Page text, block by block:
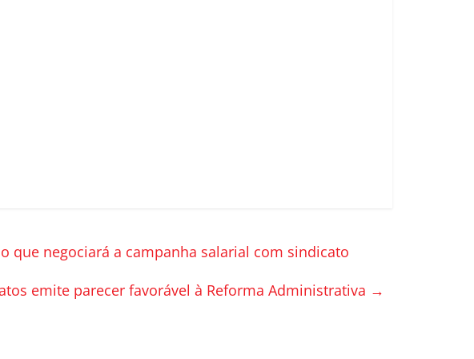
que negociará a campanha salarial com sindicato
emite parecer favorável à Reforma Administrativa →